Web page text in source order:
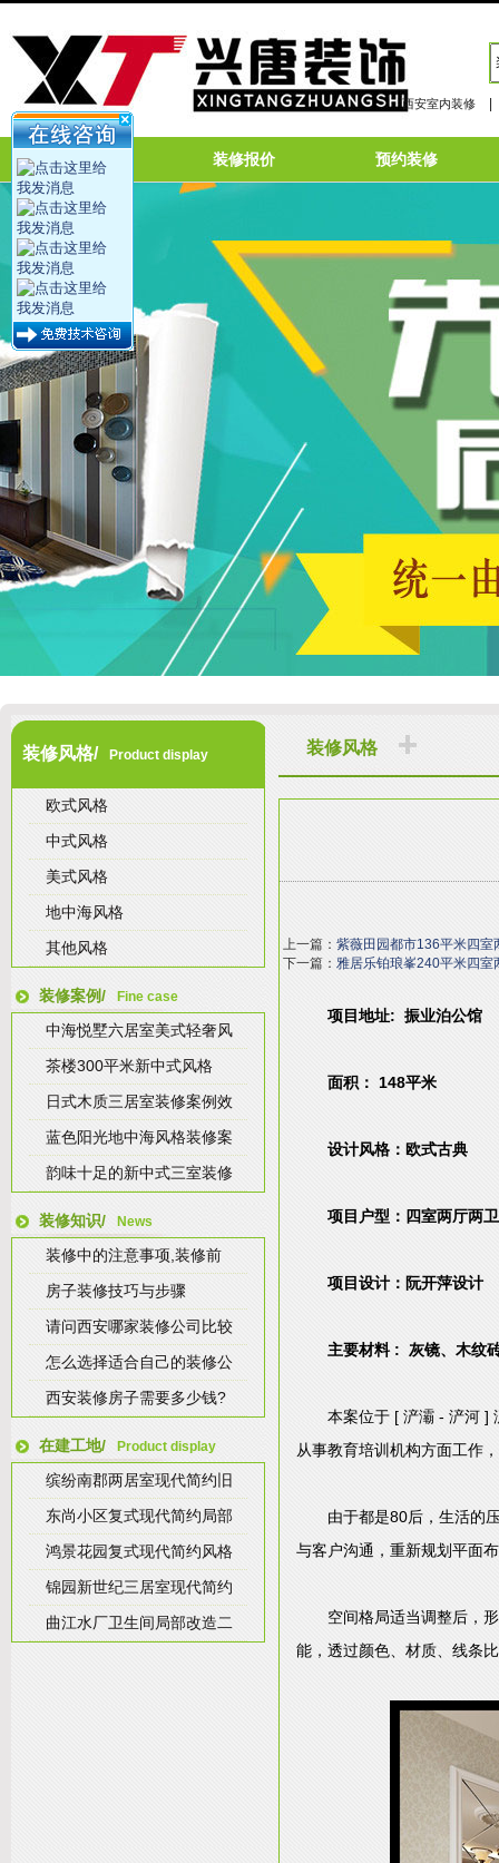
西安室内装修
网站首页 装修报价 预约装修
装修风格/ Product display
欧式风格
中式风格
美式风格
地中海风格
其他风格
装修案例/ Fine case
中海悦墅六居室美式轻奢风
茶楼300平米新中式风格
日式木质三居室装修案例效
蓝色阳光地中海风格装修案
韵味十足的新中式三室装修
装修知识/ News
装修中的注意事项,装修前
房子装修技巧与步骤
请问西安哪家装修公司比较
怎么选择适合自己的装修公
西安装修房子需要多少钱?
在建工地/ Product display
缤纷南郡两居室现代简约旧
东尚小区复式现代简约局部
鸿景花园复式现代简约风格
锦园新世纪三居室现代简约
曲江水厂卫生间局部改造二
装修风格
上一篇： 紫薇田园都市136平米四室
下一篇： 雅居乐铂琅峯240平米四室
项目地址: 振业泊公馆
面积： 148平米
设计风格：欧式古典
项目户型：四室两厅两
项目设计：阮开萍设计
主要材料 : 灰镜、木纹
本案位于 [ 浐灞 - 浐河 ]
从事教育培训机构方面工作
由于都是80后，生活的
与客户沟通，重新规划平面
空间格局适当调整后，
能，透过颜色、材质、线条